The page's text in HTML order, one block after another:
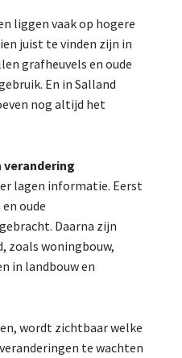
liggen vaak op hogere
juist te vinden zijn in
grafheuvels en oude
En in Salland
nog altijd het
verandering
lagen informatie. Eerst
oude
Daarna zijn
zoals woningbouw,
in landbouw en
wordt zichtbaar welke
te wachten